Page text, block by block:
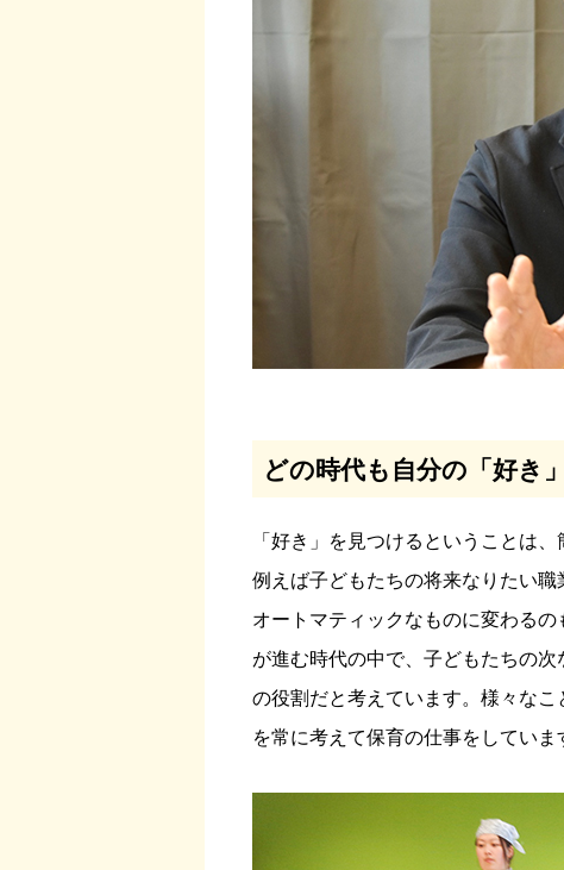
どの時代も自分の「好き
「好き」を見つけるということは
例えば子どもたちの将来なりたい
オートマティックなものに変わる
が進む時代の中で、子どもたちの
の役割だと考えています。様々な
を常に考えて保育の仕事をしていま